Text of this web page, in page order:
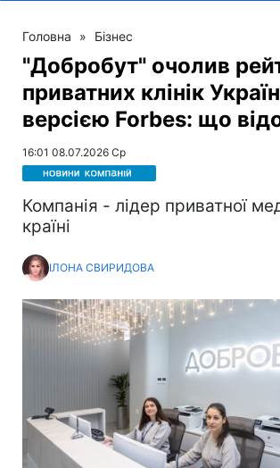
Головна » Бізнес
"Добробут" очолив
приватних клінік
версією Forbes: що
16:01 08.07.2026 Ср
Компанія - лідер приватної
країні
ІЛОНА СВИРИДОВА